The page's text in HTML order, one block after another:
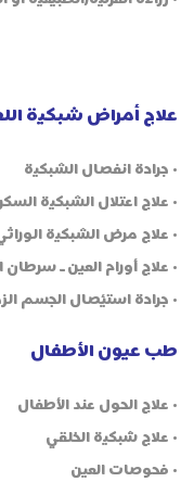
علاج أمراض شبكية
• جراحة انفصال الشبكية
• علاج اعتلال الشبكية
• علاج مرض الشبكية
• علاج أورام العين ـ سرطان
• جراحة استئصال الجسم
طب عيون الأطفال
• علاج الحول عند الأطفال
• علاج شبكية الخلقي
• فحوصات العين